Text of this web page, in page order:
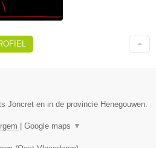
Joncret en in de provincie Henegouwen.
Google maps ▼